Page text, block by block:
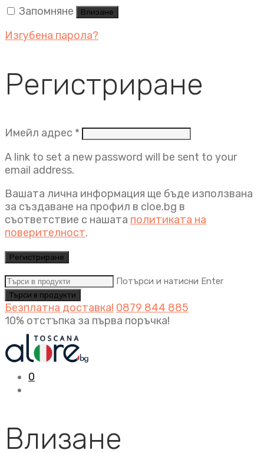
Запомняне
Влизане
Изгубена парола?
Регистриране
Имейл адрес * Задължително
A link to set a new password will be sent to your
email address.
Вашата лична информация ще бъде използвана
за създаване на профил в cloe.bg в
съответствие с нашата политиката на
поверителност.
Регистриране
Потърси и натисни Enter
Безплатна доставка! 0879 844 885
10% отстъпка за първа поръчка!
0
Влизане